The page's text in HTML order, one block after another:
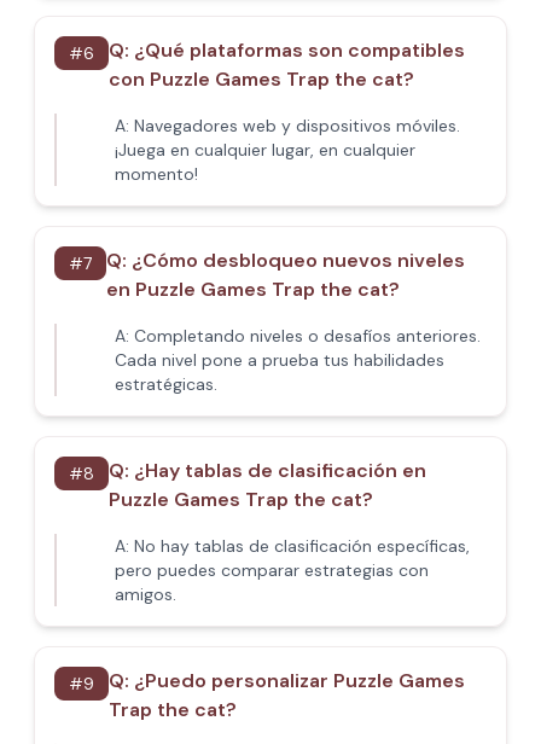
#6 Q: ¿Qué plataformas son compatibles
con Puzzle Games Trap the cat?
A: Navegadores web y dispositivos móviles.
¡Juega en cualquier lugar, en cualquier
momento!
#7 Q: ¿Cómo desbloqueo nuevos niveles
en Puzzle Games Trap the cat?
A: Completando niveles o desafíos anteriores.
Cada nivel pone a prueba tus habilidades
estratégicas.
#8 Q: ¿Hay tablas de clasificación en
Puzzle Games Trap the cat?
A: No hay tablas de clasificación específicas,
pero puedes comparar estrategias con
amigos.
#9 Q: ¿Puedo personalizar Puzzle Games
Trap the cat?